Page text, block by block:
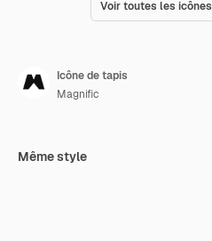
Voir toutes les icônes
Icône de tapis
Magnific
Même style